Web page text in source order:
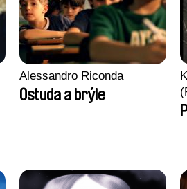
Alessandro Riconda
Ostuda a brýle